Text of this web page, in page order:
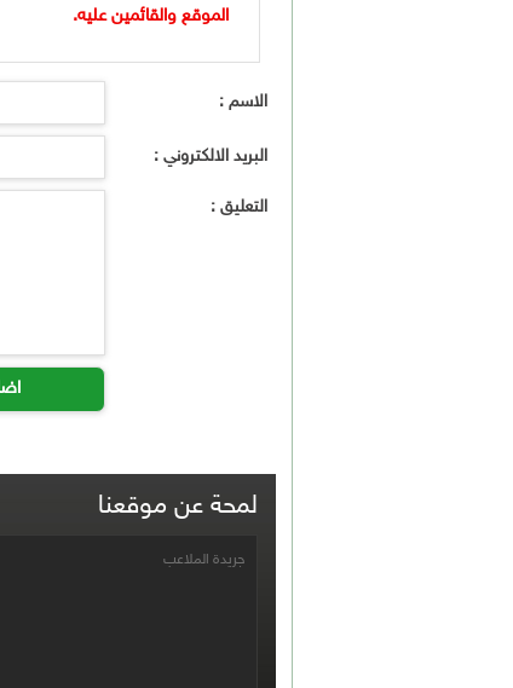
الموقع والقائمين عليه.
الاسم :
البريد الالكتروني :
التعليق :
لمحة عن موقعنا
جريدة الملاعب